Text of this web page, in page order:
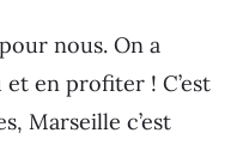
nous. On a
en profiter ! C’est
Marseille c’est